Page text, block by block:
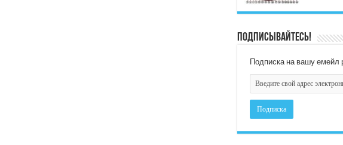
Подписывайтесь!
Подписка на вашу емейл